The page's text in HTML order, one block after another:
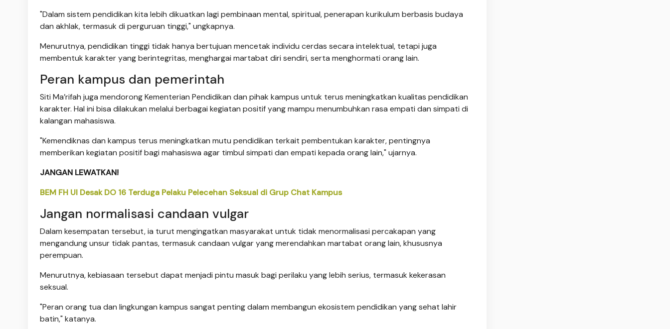
"Dalam sistem pendidikan kita lebih dikuatkan lagi pembinaan mental, spiritual, penerapan kurikulum berbasis budaya
dan akhlak, termasuk di perguruan tinggi," ungkapnya.
Menurutnya, pendidikan tinggi tidak hanya bertujuan mencetak individu cerdas secara intelektual, tetapi juga
membentuk karakter yang berintegritas, menghargai martabat diri sendiri, serta menghormati orang lain.
Peran kampus dan pemerintah
Siti Ma’rifah juga mendorong Kementerian Pendidikan dan pihak kampus untuk terus meningkatkan kualitas pendidikan
karakter. Hal ini bisa dilakukan melalui berbagai kegiatan positif yang mampu menumbuhkan rasa empati dan simpati di
kalangan mahasiswa.
"Kemendiknas dan kampus terus meningkatkan mutu pendidikan terkait pembentukan karakter, pentingnya
memberikan kegiatan positif bagi mahasiswa agar timbul simpati dan empati kepada orang lain," ujarnya.
JANGAN LEWATKAN!
BEM FH UI Desak DO 16 Terduga Pelaku Pelecehan Seksual di Grup Chat Kampus
Jangan normalisasi candaan vulgar
Dalam kesempatan tersebut, ia turut mengingatkan masyarakat untuk tidak menormalisasi percakapan yang
mengandung unsur tidak pantas, termasuk candaan vulgar yang merendahkan martabat orang lain, khususnya
perempuan.
Menurutnya, kebiasaan tersebut dapat menjadi pintu masuk bagi perilaku yang lebih serius, termasuk kekerasan
seksual.
"Peran orang tua dan lingkungan kampus sangat penting dalam membangun ekosistem pendidikan yang sehat lahir
batin," katanya.